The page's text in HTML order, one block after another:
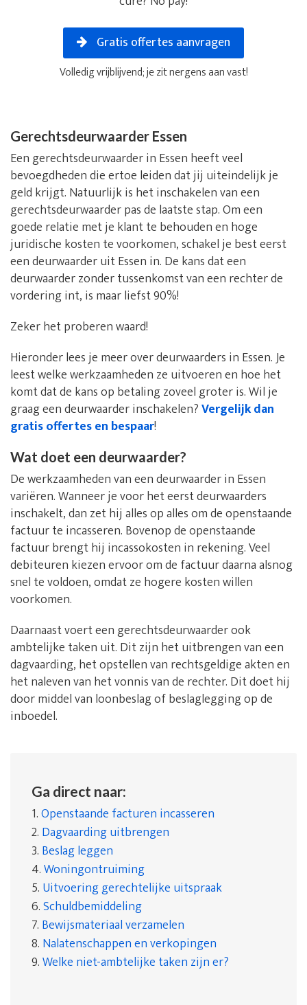
Gratis offertes aanvragen
Volledig vrijblijvend; je zit nergens aan vast!
Gerechtsdeurwaarder Essen
Een gerechtsdeurwaarder in Essen heeft veel
bevoegdheden die ertoe leiden dat jij uiteindelijk je
geld krijgt. Natuurlijk is het inschakelen van een
gerechtsdeurwaarder pas de laatste stap. Om een
goede relatie met je klant te behouden en hoge
juridische kosten te voorkomen, schakel je best eerst
een deurwaarder uit Essen in. De kans dat een
deurwaarder zonder tussenkomst van een rechter de
vordering int, is maar liefst 90%!
Zeker het proberen waard!
Hieronder lees je meer over deurwaarders in Essen. Je
leest welke werkzaamheden ze uitvoeren en hoe het
komt dat de kans op betaling zoveel groter is. Wil je
graag een deurwaarder inschakelen?Vergelijk dan
gratis offertes en bespaar!
Wat doet een deurwaarder?
De werkzaamheden van een deurwaarder in Essen
variëren. Wanneer je voor het eerst deurwaarders
inschakelt, dan zet hij alles op alles om de openstaande
factuur te incasseren. Bovenop de openstaande
factuur brengt hij incassokosten in rekening. Veel
debiteuren kiezen ervoor om de factuur daarna alsnog
snel te voldoen, omdat ze hogere kosten willen
voorkomen.
Daarnaast voert een gerechtsdeurwaarder ook
ambtelijke taken uit. Dit zijn het uitbrengen van een
dagvaarding, het opstellen van rechtsgeldige akten en
het naleven van het vonnis van de rechter. Dit doet hij
door middel van loonbeslag of beslaglegging op de
inboedel.
Ga direct naar:
1.Openstaande facturen incasseren
2. Dagvaarding uitbrengen
3. Beslag leggen
4.Woningontruiming
5. Uitvoering gerechtelijke uitspraak
6.Schuldbemiddeling
7. Bewijsmateriaal verzamelen
8. Nalatenschappen en verkopingen
9.Welke niet-ambtelijke taken zijn er?